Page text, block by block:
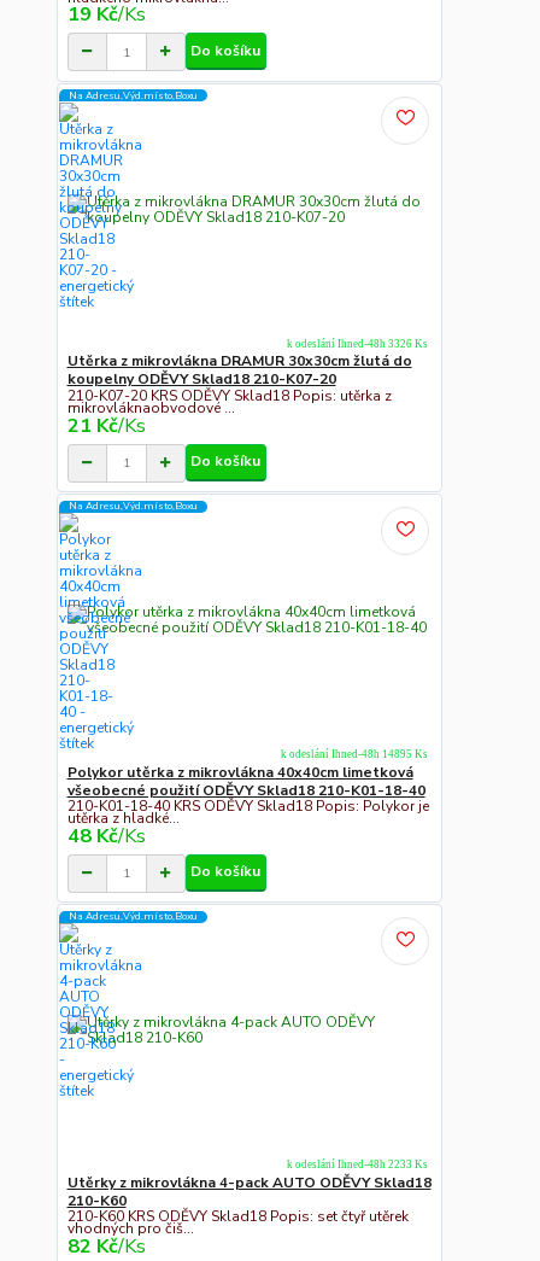
19 Kč/Ks
Do košíku
Na Adresu,Výd.místo,Boxu
Utěrka z mikrovlákna DRAMUR 30x30cm žlutá do
koupelny ODĚVY Sklad18 210-K07-20
210-K07-20 KRS ODĚVY Sklad18 Popis: utěrka z
mikrovláknaobvodové ...
21 Kč/Ks
k odeslání Ihned-48h 3326 Ks
Do košíku
Na Adresu,Výd.místo,Boxu
Polykor utěrka z mikrovlákna 40x40cm limetková
všeobecné použití ODĚVY Sklad18 210-K01-18-40
210-K01-18-40 KRS ODĚVY Sklad18 Popis: Polykor je
utěrka z hladké...
48 Kč/Ks
k odeslání Ihned-48h 14895 Ks
Do košíku
Na Adresu,Výd.místo,Boxu
Utěrky z mikrovlákna 4-pack AUTO ODĚVY Sklad18
210-K60
210-K60 KRS ODĚVY Sklad18 Popis: set čtyř utěrek
vhodných pro čiš...
82 Kč/Ks
k odeslání Ihned-48h 2233 Ks